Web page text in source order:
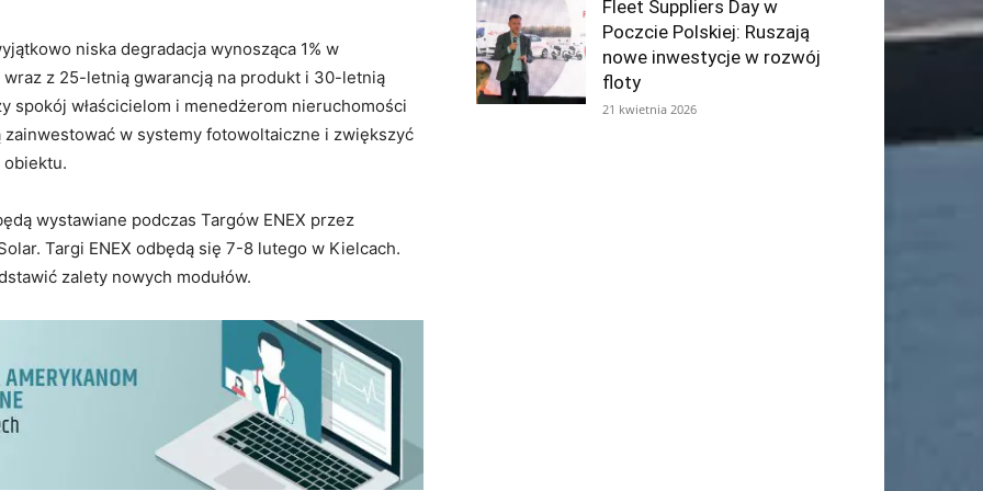
niska degradacja wynosząca 1% w
z 25-letnią gwarancją na produkt i 30-letnią
spokój właścicielom i menedżerom nieruchomości
w systemy fotowoltaiczne i zwiększyć
obiektu.
wystawiane podczas Targów ENEX przez
Targi ENEX odbędą się 7-8 lutego w Kielcach.
zalety nowych modułów.
Fleet Suppliers Day w
Poczcie Polskiej: Ruszają
nowe inwestycje w rozwój
floty
21 kwietnia 2026